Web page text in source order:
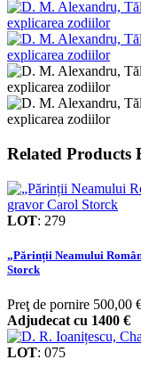
Related Products
LOT: 279
„Părinții Neamului
Storck
Preţ de pornire 500,00
Adjudecat cu 1400 €
LOT: 075